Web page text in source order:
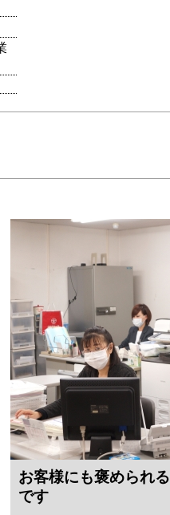
お客様にも褒められ
です